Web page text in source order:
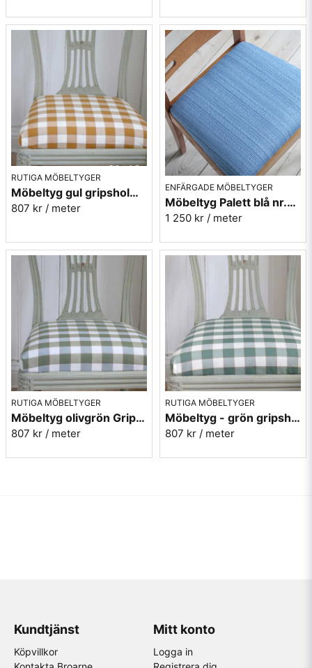
RUTIGA MÖBELTYGER
Möbeltyg gul gripsholmsruta - Ekeby nr.10
807 kr / meter
ENFÄRGADE MÖBELTYGER
Möbeltyg Palett blå nr.50 - Carl Malmstens-kvalitet
1 250 kr / meter
RUTIGA MÖBELTYGER
Möbeltyg olivgrön Gripsholmsruta - Ekeby nr.72
807 kr / meter
RUTIGA MÖBELTYGER
Möbeltyg - grön gripsholmsruta - Ekeby nr. 71
807 kr / meter
Kundtjänst
Köpvillkor
Mitt konto
Logga in